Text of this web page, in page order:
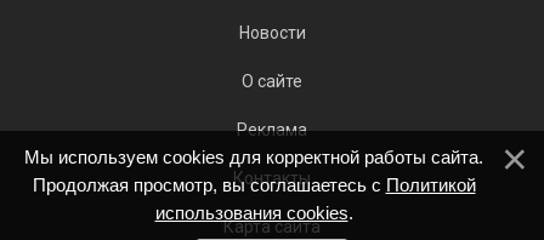
Новости
О сайте
Реклама
Контакты
Карта сайта
Мы используем cookies для корректной работы сайта.
Продолжая просмотр, вы соглашаетесь с Политикой
использования cookies.